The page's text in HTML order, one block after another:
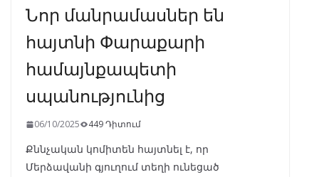
Նոր մանրամասներ են
հայտնի Փարաքարի
համայնքապետի
սպանությունից
06/10/2025 449 Դիտում
Քննչական կոմիտեն հայտնել է, որ
Մերձավանի գյուղում տեղի ունեցած